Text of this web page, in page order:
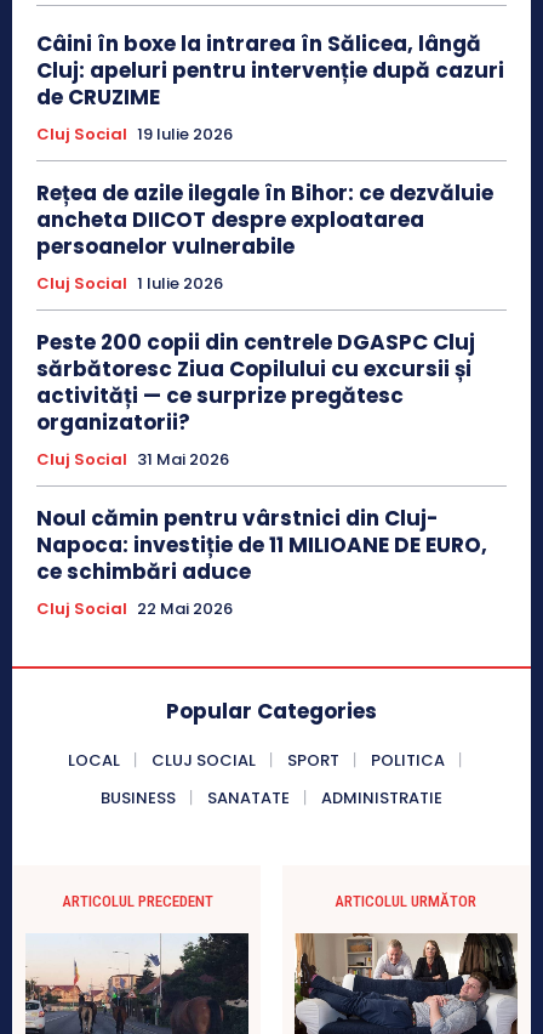
Câini în boxe la intrarea în Sălicea, lângă
Cluj: apeluri pentru intervenție după cazuri
de CRUZIME
Cluj Social 19 Iulie 2026
Rețea de azile ilegale în Bihor: ce dezvăluie
ancheta DIICOT despre exploatarea
persoanelor vulnerabile
Cluj Social 1 Iulie 2026
Peste 200 copii din centrele DGASPC Cluj
sărbătoresc Ziua Copilului cu excursii și
activități — ce surprize pregătesc
organizatorii?
Cluj Social 31 Mai 2026
Noul cămin pentru vârstnici din Cluj-
Napoca: investiție de 11 MILIOANE DE EURO,
ce schimbări aduce
Cluj Social 22 Mai 2026
Popular Categories
LOCAL CLUJ SOCIAL SPORT
POLITICA
BUSINESS
SANATATE ADMINISTRATIE
ARTICOLUL PRECEDENT ARTICOLUL URMĂTOR